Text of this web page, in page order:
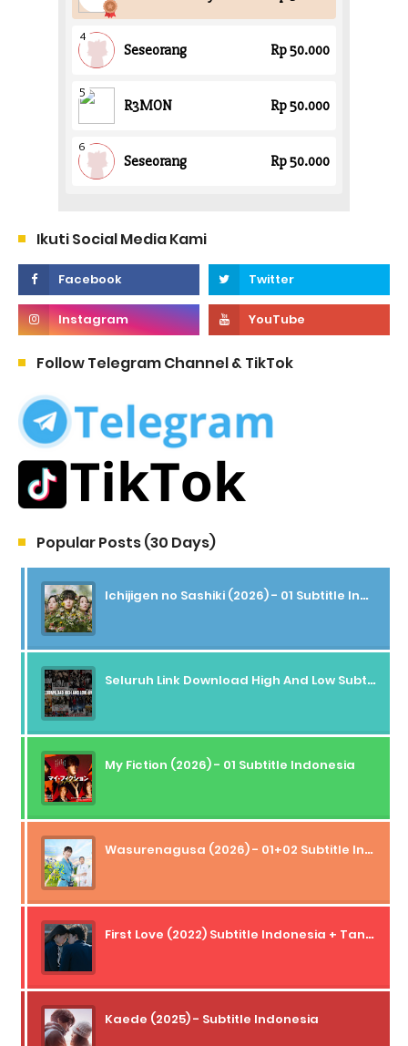
Ikuti Social Media Kami
Follow Telegram Channel & TikTok
Popular Posts (30 Days)
Ichijigen no Sashiki (2026) - 01 Subtitle Indonesia
Seluruh Link Download High And Low Subtitle Indonesia
My Fiction (2026) - 01 Subtitle Indonesia
Wasurenagusa (2026) - 01+02 Subtitle Indonesia
First Love (2022) Subtitle Indonesia + Tanpa Iklan + Streaming + 1080p
Kaede (2025) - Subtitle Indonesia